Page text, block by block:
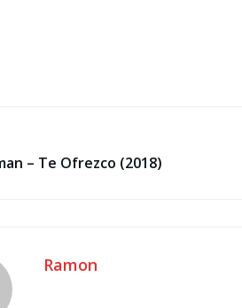
– Te Ofrezco (2018)
Ramon